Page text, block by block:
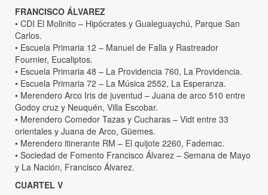
FRANCISCO ÁLVAREZ
• CDI El Molinito – Hipócrates y Gualeguaychú, Parque San
Carlos.
• Escuela Primaria 12 – Manuel de Falla y Rastreador
Fournier, Eucaliptos.
• Escuela Primaria 48 – La Providencia 760, La Providencia.
• Escuela Primaria 72 – La Música 2552, La Esperanza.
• Merendero Arco Iris de juventud – Juana de arco 510 entre
Godoy cruz y Neuquén, Villa Escobar.
• Merendero Comedor Tazas y Cucharas – Vidt entre 33
orientales y Juana de Arco, Güemes.
• Merendero itinerante RM – El quijote 2260, Fademac.
• Sociedad de Fomento Francisco Álvarez – Semana de Mayo
y La Nación, Francisco Álvarez.
CUARTEL V